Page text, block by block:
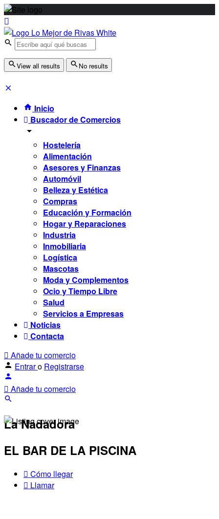
View all results No results
Inicio
Buscador de Comercios
Hostelería
Alimentación
Asesores y Finanzas
Automóvil
Belleza y Estética
Compras
Educación y Formación
Hogar y Reparaciones
Industria
Inmobiliaria
Logística
Mascotas
Moda y Complementos
Ocio y Tiempo Libre
Salud
Servicios a Empresas
Noticias
Contacta
Añade tu comercio
Entraro Registrarse
Añade tu comercio
La Nadadora
EL BAR DE LA PISCINA
Cómo llegar
Llamar